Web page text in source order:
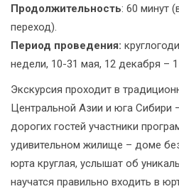
Продолжительность: 60 минут
переход).
Период проведения:
недели, 10-31 мая, 12 декабря –
Экскурсия проходит в
Центральной Азии и юга Сибири
дорогих гостей участники
удивительном жилище – доме
юрта круглая, услышат об
научатся правильно входить в